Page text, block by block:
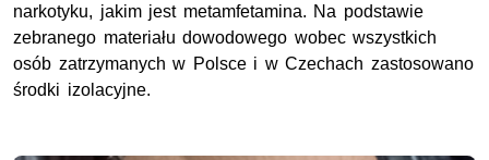
narkotyku, jakim jest metamfetamina. Na podstawie
zebranego materiału dowodowego wobec wszystkich
osób zatrzymanych w Polsce i w Czechach zastosowano
środki izolacyjne.